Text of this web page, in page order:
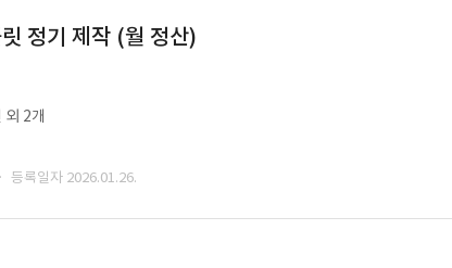
정기 제작 (월 정산)
외 2개
· 등록일자 2026.01.26.